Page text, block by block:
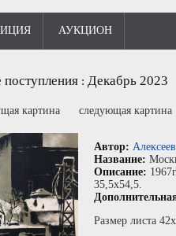
АУКЦИОН
: Декабрь 2023
картина следующая картина
Автор:
Название:
Описание:
35,5x54,5.
Размер листа